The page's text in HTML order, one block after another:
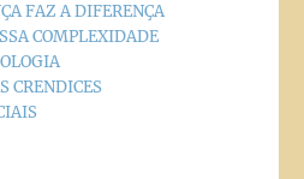
FAZ A DIFERENÇA
COMPLEXIDADE
CRENDICES